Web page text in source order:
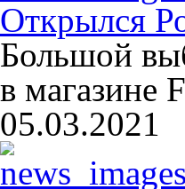
Открылся
Большой
в магазине
05.03.2021